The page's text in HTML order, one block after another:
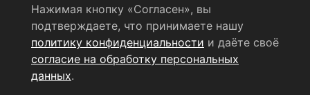
RSS-лента
© 2004 - 2026 Сетевое издание Щёлковское ТВ.
Свидетельство о регистрации СМИ
ЭЛ № ФС 77 - 79754 от 07.12.2020 г.
Нажимая кнопку «Согласен», вы
подтверждаете, что принимаете нашу
политику конфиденциальности и даёте своё
согласие на обработку персональных
данных.